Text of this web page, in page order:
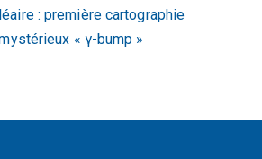
: première cartographie
« γ-bump »